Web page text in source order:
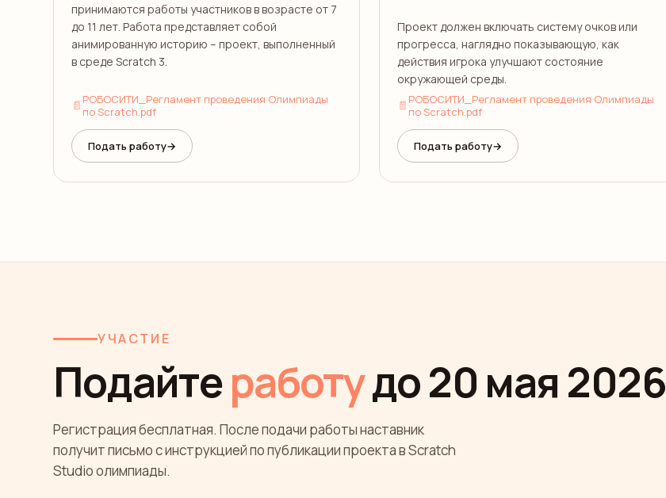
принимаются работы участников в возрасте от 7
до 11 лет. Работа представляет собой
анимированную историю – проект, выполненный
в среде Scratch 3.
📄 РОБОСИТИ_Регламент проведения Олимпиады
по Scratch.pdf
Подать работу→
Проект должен включать систему очков или
прогресса, наглядно показывающую, как
действия игрока улучшают состояние
окружающей среды.
📄 РОБОСИТИ_Регламент проведения Олимпиады
по Scratch.pdf
Подать работу→
УЧАСТИЕ
Подайтеработудо20 мая 2026
Регистрация бесплатная. После подачи работы наставник
получит письмо с инструкцией по публикации проекта в Scratch
Studio олимпиады.